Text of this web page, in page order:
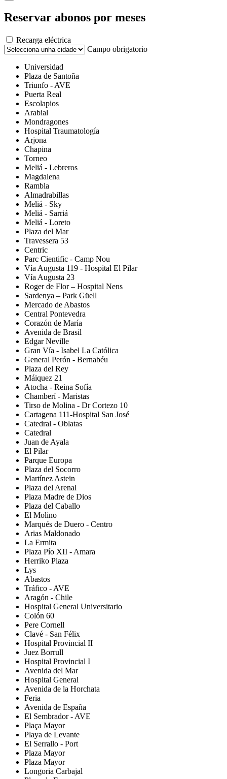
Reservar abonos por meses
Recarga eléctrica
Campo obrigatorio
Universidad
Plaza de Santoña
Triunfo - AVE
Puerta Real
Escolapios
Arabial
Mondragones
Hospital Traumatología
Arjona
Chapina
Torneo
Meliá - Lebreros
Magdalena
Rambla
Almadrabillas
Meliá - Sky
Meliá - Sarriá
Meliá - Loreto
Plaza del Mar
Travessera 53
Centric
Parc Cientific - Camp Nou
Vía Augusta 119 - Hospital El Pilar
Vía Augusta 23
Roger de Flor – Hospital Nens
Sardenya – Park Güell
Mercado de Abastos
Central Pontevedra
Corazón de María
Avenida de Brasil
Edgar Neville
Gran Vía - Isabel La Católica
General Perón - Bernabéu
Plaza del Rey
Máiquez 21
Atocha - Reina Sofía
Chamberí - Maristas
Tirso de Molina - Dr Cortezo 10
Cartagena 111-Hospital San José
Catedral - Oblatas
Catedral
Juan de Ayala
El Pilar
Parque Europa
Plaza del Socorro
Martínez Astein
Plaza del Arenal
Plaza Madre de Dios
Plaza del Caballo
El Molino
Marqués de Duero - Centro
Arias Maldonado
La Ermita
Plaza Pío XII - Amara
Herriko Plaza
Lys
Abastos
Tráfico - AVE
Aragón - Chile
Hospital General Universitario
Colón 60
Pere Cornell
Clavé - San Félix
Hospital Provincial II
Juez Borrull
Hospital Provincial I
Avenida del Mar
Hospital General
Avenida de la Horchata
Feria
Avenida de España
El Sembrador - AVE
Plaça Mayor
Playa de Levante
El Serrallo - Port
Plaza Mayor
Plaza Mayor
Longoria Carbajal